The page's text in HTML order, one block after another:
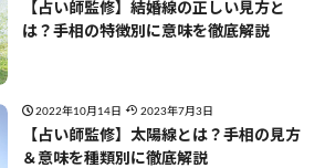
【占い師監修】結婚線の正しい見方と
は？手相の特徴別に意味を徹底解説
2022年10月14日 2023年7月3日
【占い師監修】太陽線とは？手相の見方
＆意味を種類別に徹底解説